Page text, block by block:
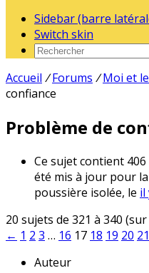
Sidebar (barre
Switch skin
Accueil / Forums / Moi et
confiance
Problème de
Ce sujet contient
été mis à jour pour
poussière isolée, le il
20 sujets de 321 à 340
← 1 2 3 … 16 17 18 19 20 21
Auteur